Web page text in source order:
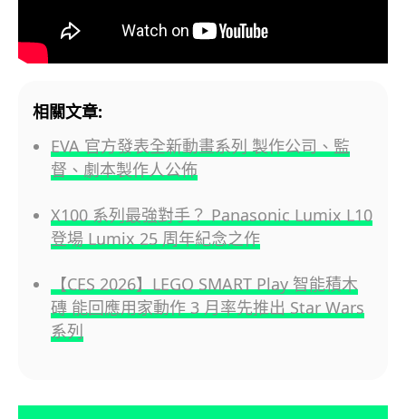
相關文章:
EVA 官方發表全新動畫系列 製作公司、監
督、劇本製作人公佈
X100 系列最強對手？ Panasonic Lumix L10
登場 Lumix 25 周年紀念之作
【CES 2026】LEGO SMART Play 智能積木
磚 能回應用家動作 3 月率先推出 Star Wars
系列